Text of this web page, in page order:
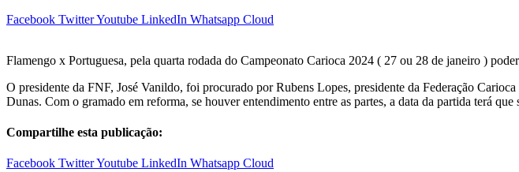
Facebook TwitterYoutube LinkedIn Whatsapp Cloud
Flamengo x Portuguesa, pela quarta rodada do Campeonato Carioca 2024 ( 27 ou 28 de janeiro )
O presidente da FNF, José Vanildo, foi procurado por Rubens Lopes, presidente da Federação
Dunas. Com o gramado em reforma, se houver entendimento entre as partes, a data da partida terá que
Compartilhe esta publicação:
Facebook TwitterYoutube LinkedIn Whatsapp Cloud